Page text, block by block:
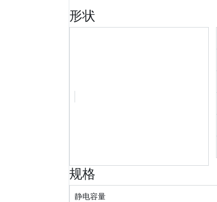
形状
规格
静电容量